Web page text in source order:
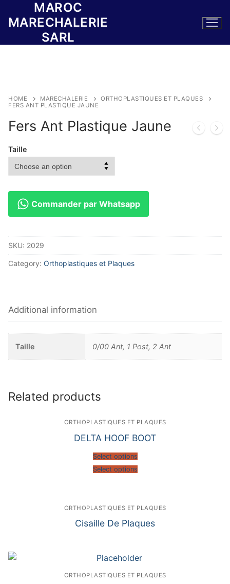
MAROC
MARECHALERIE
SARL
HOME MARECHALERIE
ORTHOPLASTIQUES ET PLAQUES
FERS ANT PLASTIQUE JAUNE
Fers Ant Plastique Jaune
Taille
Commander par Whatsapp
SKU: 2029
Category: Orthoplastiques et Plaques
Additional information
Taille 0/00 Ant, 1 Post, 2 Ant
Related products
ORTHOPLASTIQUES ET PLAQUES
DELTA HOOF BOOT
Select options
Select options
ORTHOPLASTIQUES ET PLAQUES
Cisaille De Plaques
ORTHOPLASTIQUES ET PLAQUES